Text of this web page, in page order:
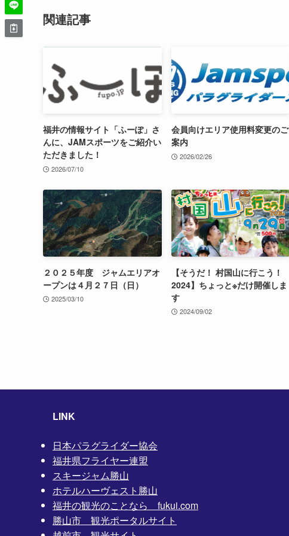
関連記事
福井の情報サイト「ふーぽ」さ
んに、JAMスポーツをご紹介い
ただきました！
2026/07/10
会員向けエリア使用料変更のご
案内
2026/02/26
２０２５年度 ジャムエリアオ
ープンは４月２７日（日）
2025/03/10
【そうだ！ 村国山に行こう！
2024】ちょっと※だけ開催しま
す
2024/09/02
LINK
日本パラグライダー協会
福井県フライヤー連盟
スキージャム勝山
ホテルハーヴェスト勝山
福井の観光のことなら fukui.com
勝山市 観光ポータルサイト